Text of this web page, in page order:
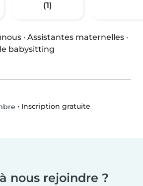
(1)
· Assistantes maternelles ·
babysitting
• Inscription gratuite
nous rejoindre ?